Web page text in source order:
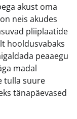
akust oma
neis akudes
pliiplaatide
hooldusvabaks
peaaegu
madal
tulla suure
tänapäevased